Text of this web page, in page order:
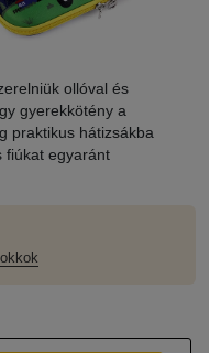
ollóval és
gyerekkötény a
praktikus hátizsákba
fiúkat egyaránt